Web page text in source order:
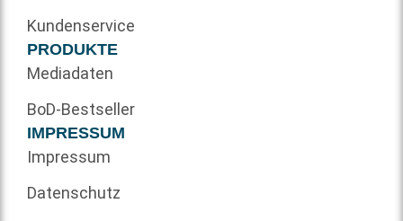
Kundenservice
PRODUKTE
Mediadaten
BoD-Bestseller
IMPRESSUM
Impressum
Datenschutz